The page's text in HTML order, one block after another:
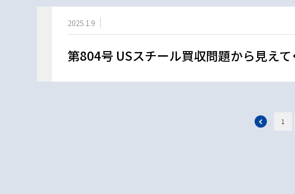
2025.1.9
第804号 USスチール買収問題から見えて
1